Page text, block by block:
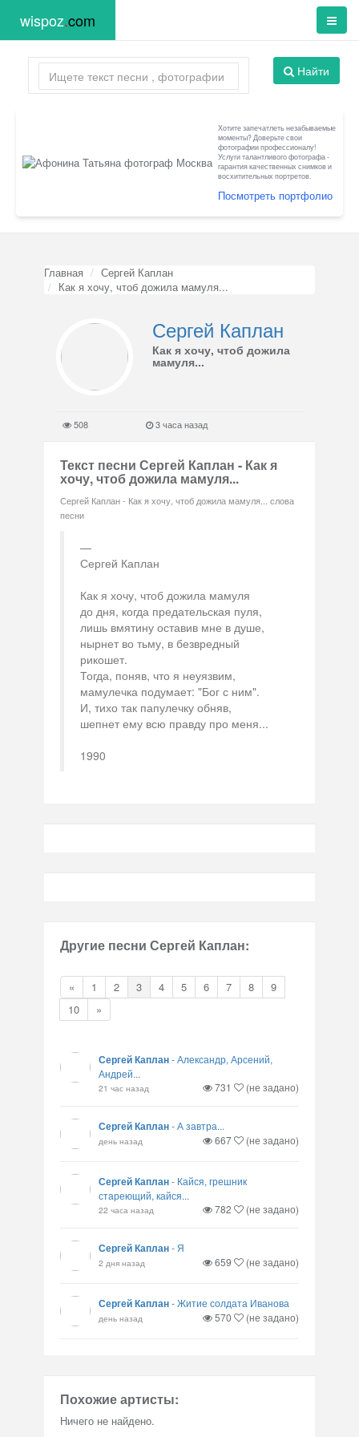
wispoz.com
Найти
Хотите запечатлеть незабываемые
моменты? Доверьте свои
фотографии профессионалу!
Услуги талантливого фотографа -
гарантия качественных снимков и
восхитительных портретов.
Посмотреть портфолио
Главная
Сергей Каплан
Как я хочу, чтоб дожила мамуля...
Сергей Каплан
Как я хочу, чтоб дожила
мамуля...
508 3 часа назад
Текст песни Сергей Каплан - Как я
хочу, чтоб дожила мамуля...
Сергей Каплан - Как я хочу, чтоб дожила мамуля... слова
песни
Сергей Каплан
Как я хочу, чтоб дожила мамуля
до дня, когда предательская пуля,
лишь вмятину оставив мне в душе,
нырнет во тьму, в безвредный
рикошет.
Тогда, поняв, что я неуязвим,
мамулечка подумает: "Бог с ним".
И, тихо так папулечку обняв,
шепнет ему всю правду про меня...
1990
Другие песни Сергей Каплан:
« 1 2 3 4 5 6 7 8
9
10
»
Сергей Каплан-Александр, Арсений,
Андрей...
21 час назад 731 (не задано)
Сергей Каплан-А завтра...
день назад 667 (не задано)
Сергей Каплан- Кайся, грешник
стареющий, кайся...
22 часа назад 782 (не задано)
Сергей Каплан- Я
2 дня назад 659 (не задано)
Сергей Каплан-Житие солдата Иванова
день назад 570 (не задано)
Похожие артисты:
Ничего не найдено.